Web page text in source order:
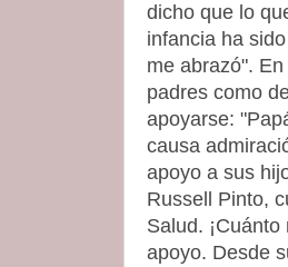
dicho que lo
infancia ha
me abrazó".
padres como
apoyarse:
causa
apoyo a sus
Russell Pinto,
Salud.
apoyo. Desde